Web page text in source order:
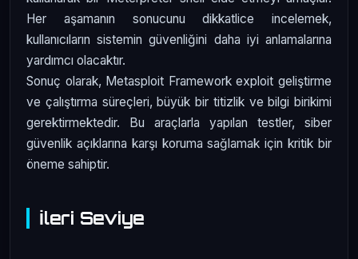
Her aşamanın sonucunu dikkatlice incelemek,
kullanıcıların sistemin güvenliğini daha iyi anlamalarına
yardımcı olacaktır.
Sonuç olarak, Metasploit Framework exploit geliştirme
ve çalıştırma süreçleri, büyük bir titizlik ve bilgi birikimi
gerektirmektedir. Bu araçlarla yapılan testler, siber
güvenlik açıklarına karşı koruma sağlamak için kritik bir
öneme sahiptir.
İleri Seviye